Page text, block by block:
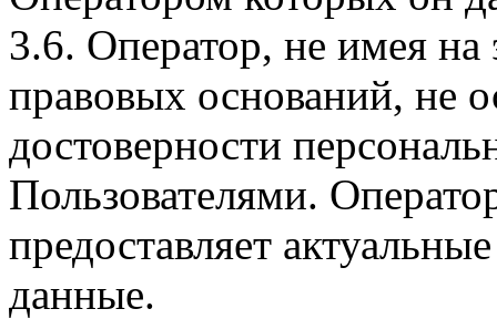
3.6. Оператор, не имея
правовых оснований, не
достоверности
Пользователями.
предоставляет
данные.